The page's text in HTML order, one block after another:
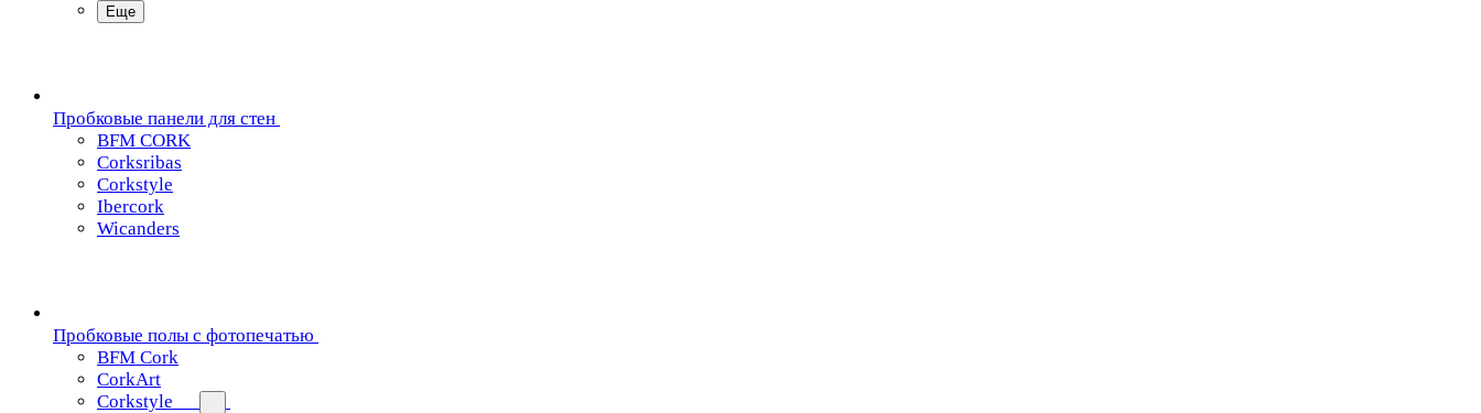
Еще
Пробковые панели для стен
BFM CORK
Corksribas
Corkstyle
Ibercork
Wicanders
Пробковые полы с фотопечатью
BFM Cork
CorkArt
Corkstyle